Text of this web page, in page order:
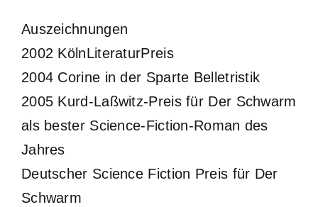
Auszeichnungen
2002 KölnLiteraturPreis
2004 Corine in der Sparte Belletristik
2005 Kurd-Laßwitz-Preis für Der Schwarm
als bester Science-Fiction-Roman des
Jahres
Deutscher Science Fiction Preis für Der
Schwarm